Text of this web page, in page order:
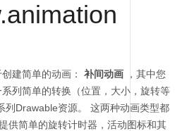
建简单的动画： 补间动画 ，其中您
列简单的转换（位置，大小，旋转等
列Drawable资源。
这两种动画类型都
供简单的旋转计时器，活动图标和其